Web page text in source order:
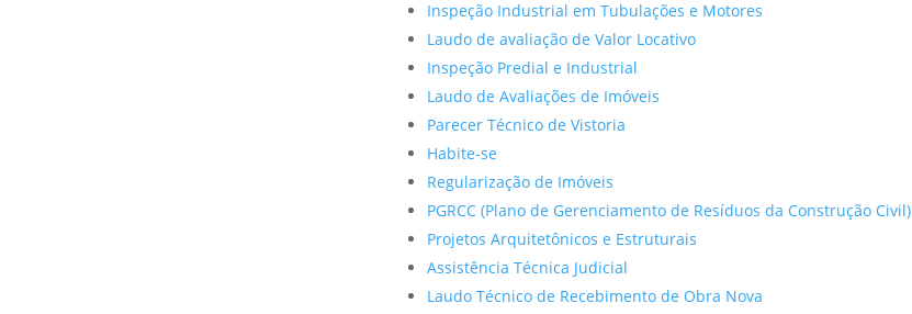
Inspeção Industrial em Tubulações e Motores
Laudo de avaliação de Valor Locativo
Inspeção Predial e Industrial
Laudo de Avaliações de Imóveis
Parecer Técnico de Vistoria
Habite-se
Regularização de Imóveis
PGRCC (Plano de Gerenciamento de Resíduos da Construção Civil)
Projetos Arquitetônicos e Estruturais
Assistência Técnica Judicial
Laudo Técnico de Recebimento de Obra Nova